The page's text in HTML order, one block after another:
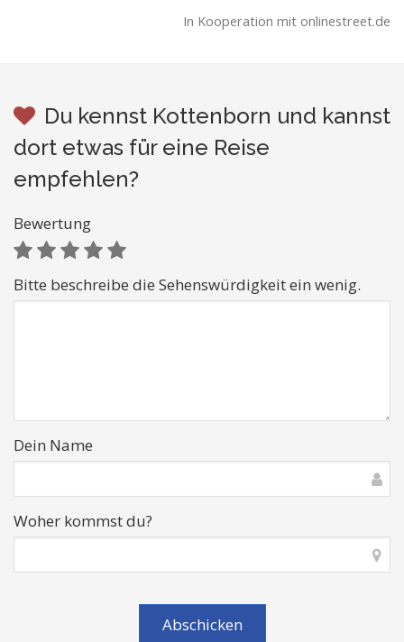
In Kooperation mit onlinestreet.de
Du kennst Kottenborn und kannst
dort etwas für eine Reise
empfehlen?
Bewertung
Bitte beschreibe die Sehenswürdigkeit ein wenig.
Dein Name
Woher kommst du?